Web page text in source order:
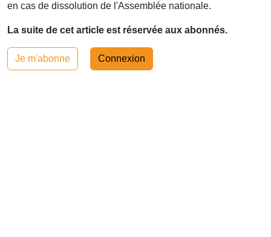
en cas de dissolution de l'Assemblée nationale.
La suite de cet article est réservée aux abonnés.
Je m'abonne Connexion